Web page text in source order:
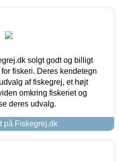
solgt godt og billigt
fiskeri. Deres kendetegn
af fiskegrej, et højt
omkring fiskeriet og
deres udvalg.
på Fiskegrej.dk